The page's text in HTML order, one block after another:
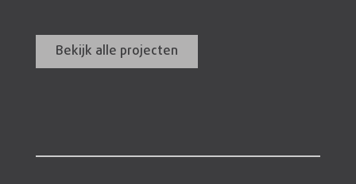
Bekijk alle projecten